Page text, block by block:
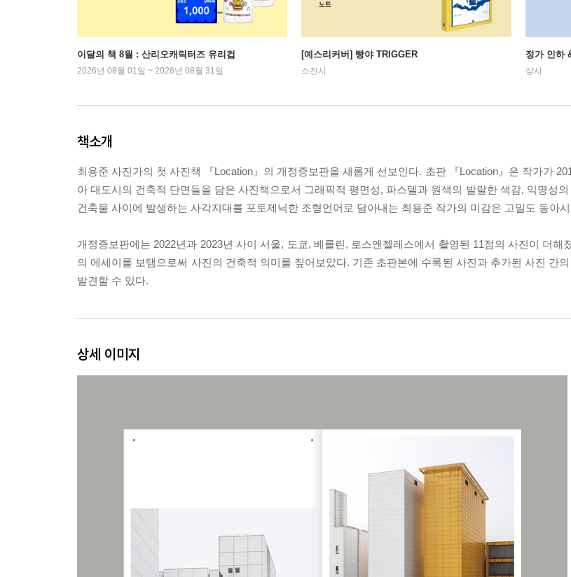
이달의 책 8월 : 산리오캐릭터즈 유리컵
2026년 08월 01일 ~ 2026년 08월 31일
[예스리커버] 빵야 TRIGGER
소진시
정가 인하
상시
책소개
최용준 사진가의 첫 사진책 『Location』의 개정증보판을 새롭게 선보인다. 초판 『Location』은 작가가
아 대도시의 건축적 단면들을 담은 사진책으로서 그래픽적 평면성, 파스텔과 원색의 발랄한 색감, 익명성
건축물 사이에 발생하는 사각지대를 포토제닉한 조형언어로 담아내는 최용준 작가의 미감은 고밀도 동아
개정증보판에는 2022년과 2023년 사이 서울, 도쿄, 베를린, 로스앤젤레스에서 촬영된 11점의 사진이 더해
의 에세이를 보탬으로써 사진의 건축적 의미를 짚어보았다. 기존 초판본에 수록된 사진과 추가된 사진 간의
발견할 수 있다.
상세 이미지